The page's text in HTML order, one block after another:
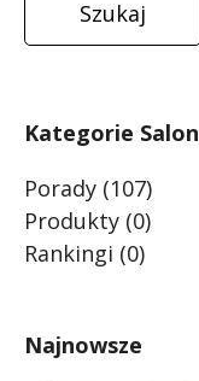
Kategorie Salon
Porady (107)
Produkty (0)
Rankingi (0)
Najnowsze